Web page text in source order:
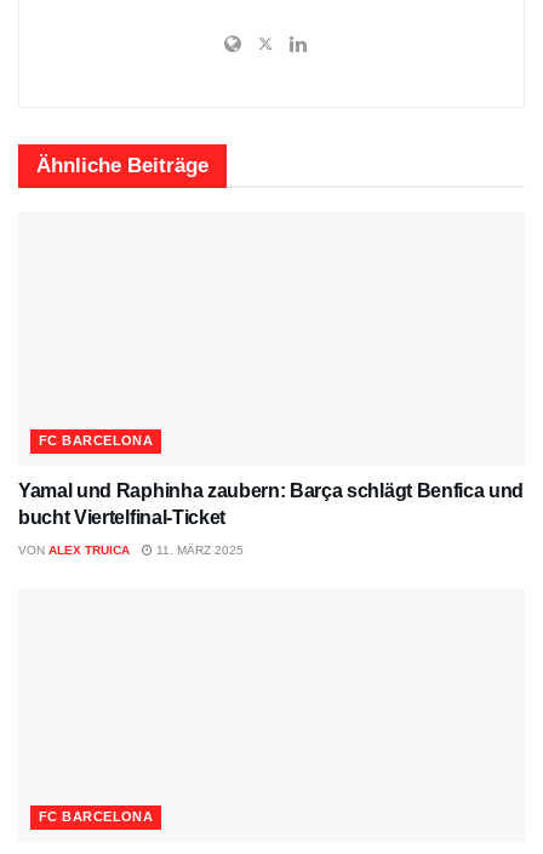
Ähnliche Beiträge
FC BARCELONA
Yamal und Raphinha zaubern: Barça schlägt Benfica und
bucht Viertelfinal-Ticket
VON ALEX TRUICA 11. MÄRZ 2025
FC BARCELONA